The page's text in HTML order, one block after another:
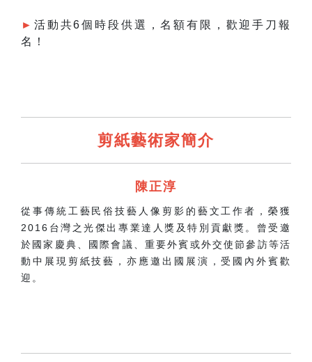
► 活動共6個時段供選，名額有限，歡迎手刀報
名！
剪紙藝術家簡介
陳正淳
從事傳統工藝民俗技藝人像剪影的藝文工作者，榮獲
2016台灣之光傑出專業達人獎及特別貢獻獎。曾受邀
於國家慶典、國際會議、重要外賓或外交使節參訪等活
動中展現剪紙技藝，亦應邀出國展演，受國內外賓歡
迎。